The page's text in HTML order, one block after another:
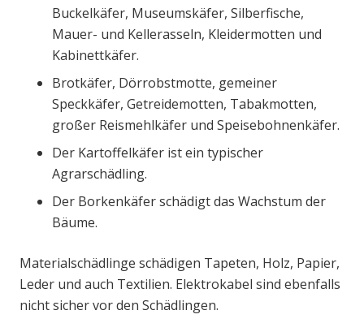
Buckelkäfer, Museumskäfer, Silberfische,
Mauer- und Kellerasseln, Kleidermotten und
Kabinettkäfer.
Brotkäfer, Dörrobstmotte, gemeiner
Speckkäfer, Getreidemotten, Tabakmotten,
großer Reismehlkäfer und Speisebohnenkäfer.
Der Kartoffelkäfer ist ein typischer
Agrarschädling.
Der Borkenkäfer schädigt das Wachstum der
Bäume.
Materialschädlinge schädigen Tapeten, Holz, Papier,
Leder und auch Textilien. Elektrokabel sind ebenfalls
nicht sicher vor den Schädlingen.